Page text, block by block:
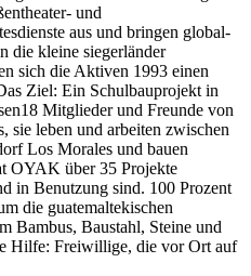
und
aus und bringen global-
die kleine siegerländer
sich die Aktiven 1993 einen
Ziel: Ein Schulbauprojekt in
Mitglieder und Freunde von
leben und arbeiten zwischen
Los Morales und bauen
OYAK über 35 Projekte
in Benutzung sind. 100 Prozent
die guatemaltekischen
Bambus, Baustahl, Steine und
Hilfe: Freiwillige, die vor Ort auf